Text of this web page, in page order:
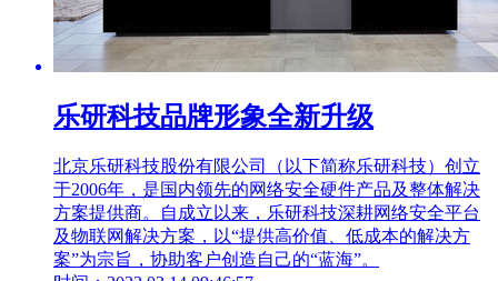
乐研科技品牌形象全新升级
北京乐研科技股份有限公司（以下简称乐研科技）创立
于2006年，是国内领先的网络安全硬件产品及整体解决
方案提供商。自成立以来，乐研科技深耕网络安全平台
及物联网解决方案，以“提供高价值、低成本的解决方
案”为宗旨，协助客户创造自己的“蓝海”。